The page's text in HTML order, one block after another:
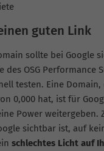
guten Link
sollte bei Google
des OSG Performance
testen. Eine Domain,
0,000 hat, ist für
Power weitergeben.
sichtbar ist, auf
schlechtes Licht auf